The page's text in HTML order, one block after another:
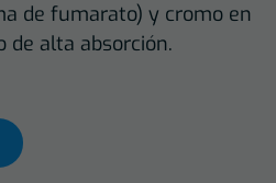
de fumarato) y cromo en
alta absorción.